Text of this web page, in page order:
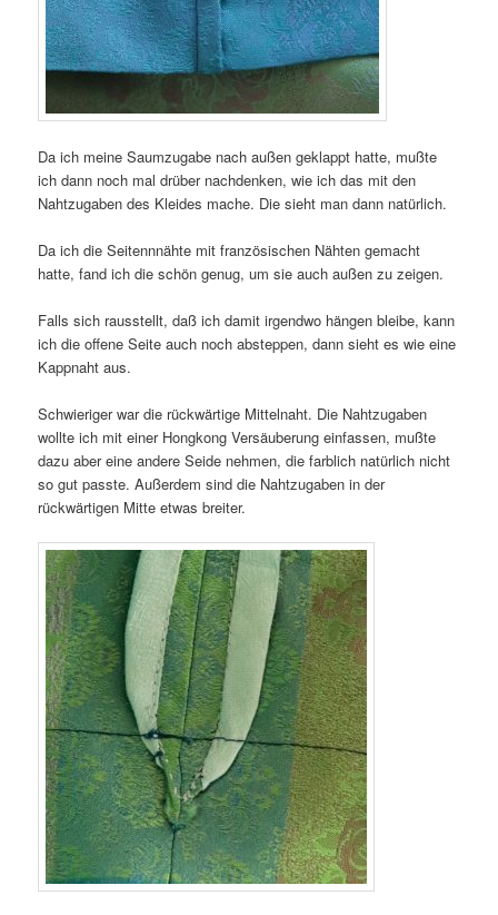
Da ich meine Saumzugabe nach außen geklappt hatte, mußte
ich dann noch mal drüber nachdenken, wie ich das mit den
Nahtzugaben des Kleides mache. Die sieht man dann natürlich.
Da ich die Seitennnähte mit französischen Nähten gemacht
hatte, fand ich die schön genug, um sie auch außen zu zeigen.
Falls sich rausstellt, daß ich damit irgendwo hängen bleibe, kann
ich die offene Seite auch noch absteppen, dann sieht es wie eine
Kappnaht aus.
Schwieriger war die rückwärtige Mittelnaht. Die Nahtzugaben
wollte ich mit einer Hongkong Versäuberung einfassen, mußte
dazu aber eine andere Seide nehmen, die farblich natürlich nicht
so gut passte. Außerdem sind die Nahtzugaben in der
rückwärtigen Mitte etwas breiter.